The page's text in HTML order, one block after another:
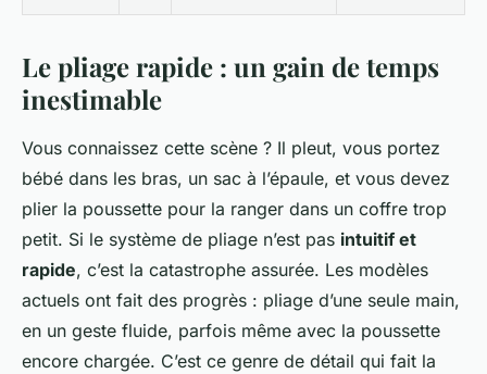
Le pliage rapide : un gain de temps
inestimable
Vous connaissez cette scène ? Il pleut, vous portez
bébé dans les bras, un sac à l’épaule, et vous devez
plier la poussette pour la ranger dans un coffre trop
petit. Si le système de pliage n’est pas intuitif et
rapide, c’est la catastrophe assurée. Les modèles
actuels ont fait des progrès : pliage d’une seule main,
en un geste fluide, parfois même avec la poussette
encore chargée. C’est ce genre de détail qui fait la